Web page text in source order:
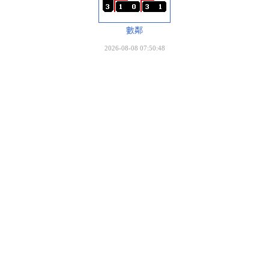
數鄰
2026-08-08 07:50:48